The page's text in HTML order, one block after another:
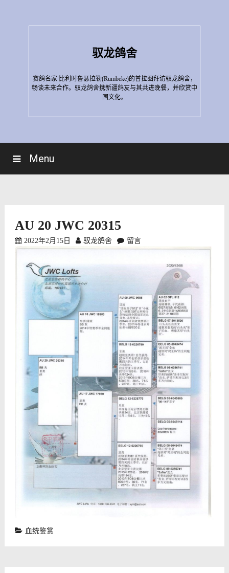
驭龙鸽舍
赛鸽名家 比利时鲁瑟拉勒(Rumbeke)的普拉图拜访驭龙鸽舍，
畅谈未来合作。驭龙鸽舍携新疆鸽友与其共进晚餐，并欣赏中
国文化。
Menu
AU 20 JWC 20315
2022年2月15日 驭龙鸽舍 留言
血统鉴赏